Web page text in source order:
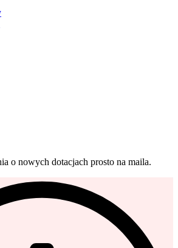
o nowych dotacjach prosto na maila.